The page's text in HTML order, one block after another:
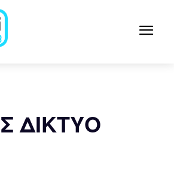
ΔΙΚΤΥΟ